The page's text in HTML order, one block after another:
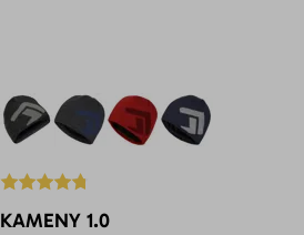
KAMENY 1.0